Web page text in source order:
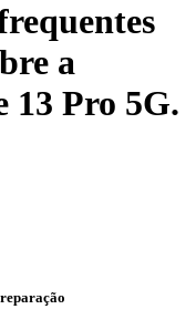
a
13 Pro 5G.